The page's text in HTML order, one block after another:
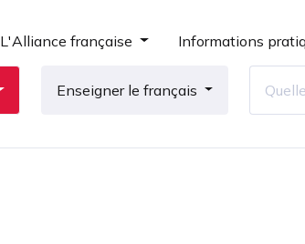
L'Alliance française Informations
Enseigner le français